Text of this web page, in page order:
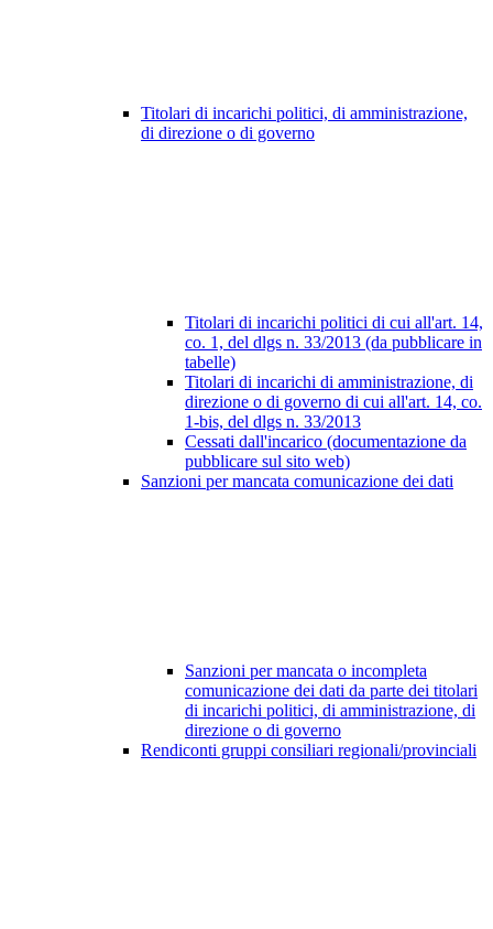
Titolari di incarichi politici, di amministrazione,
di direzione o di governo
Titolari di incarichi politici di cui all'art. 14,
co. 1, del dlgs n. 33/2013 (da pubblicare in
tabelle)
Titolari di incarichi di amministrazione, di
direzione o di governo di cui all'art. 14, co.
1-bis, del dlgs n. 33/2013
Cessati dall'incarico (documentazione da
pubblicare sul sito web)
Sanzioni per mancata comunicazione dei dati
Sanzioni per mancata o incompleta
comunicazione dei dati da parte dei titolari
di incarichi politici, di amministrazione, di
direzione o di governo
Rendiconti gruppi consiliari regionali/provinciali